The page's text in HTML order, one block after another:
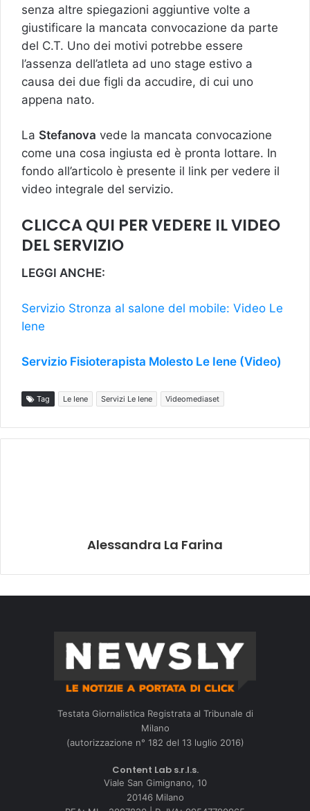
senza altre spiegazioni aggiuntive volte a
giustificare la mancata convocazione da parte
del C.T. Uno dei motivi potrebbe essere
l’assenza dell’atleta ad uno stage estivo a
causa dei due figli da accudire, di cui uno
appena nato.
La Stefanova vede la mancata convocazione
come una cosa ingiusta ed è pronta lottare. In
fondo all’articolo è presente il link per vedere il
video integrale del servizio.
CLICCA QUI PER VEDERE IL VIDEO
DEL SERVIZIO
LEGGI ANCHE:
Servizio Stronza al salone del mobile: Video Le
Iene
Servizio Fisioterapista Molesto Le Iene (Video)
Tag Le Iene Servizi Le Iene Videomediaset
Alessandra La Farina
Testata Giornalistica Registrata al Tribunale di
Milano
(autorizzazione n° 182 del 13 luglio 2016)
Content Lab s.r.l.s.
Viale San Gimignano, 10
20146 Milano